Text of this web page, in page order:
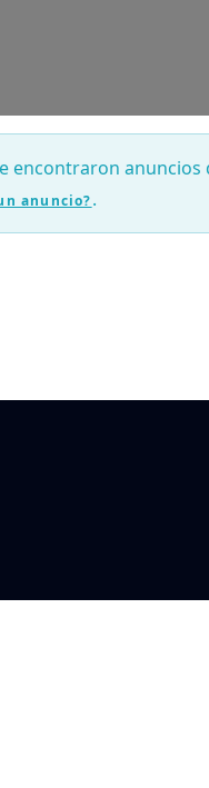
encontraron anuncios
anuncio?.